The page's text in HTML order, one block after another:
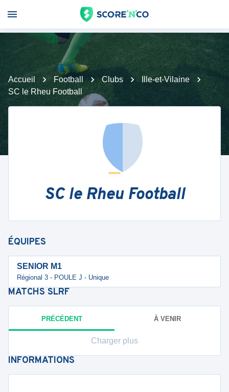
Accueil Football Clubs
Ille-et-Vilaine
SC le Rheu Football
SC le Rheu Football
ÉQUIPES
SENIOR M1
Régional 3 - POULE J - Unique
MATCHS SLRF
PRÉCÉDENT À VENIR
Charger plus
INFORMATIONS